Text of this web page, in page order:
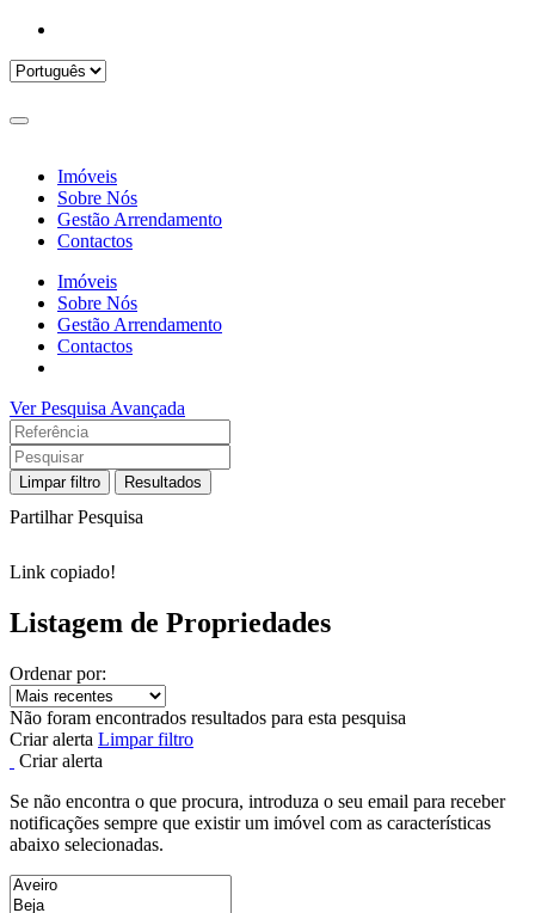
Imóveis
Sobre Nós
Gestão Arrendamento
Contactos
Imóveis
Sobre Nós
Gestão Arrendamento
Contactos
Ver Pesquisa Avançada
Limpar filtro Resultados
Partilhar Pesquisa
Link copiado!
Listagem de Propriedades
Ordenar por:
Não foram encontrados resultados para esta pesquisa
Criar alerta Limpar filtro
Criar alerta
Se não encontra o que procura, introduza o seu email para receber
notificações sempre que existir um imóvel com as características
abaixo selecionadas.